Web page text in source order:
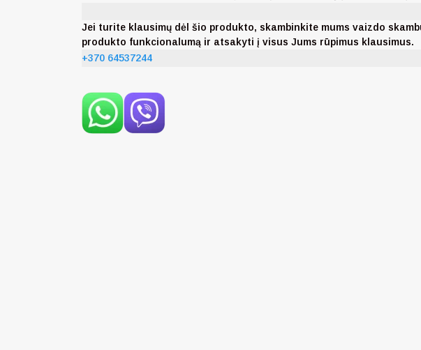
Jei turite klausimų dėl šio produkto, skambinkite mums vaizdo
produkto funkcionalumą ir atsakyti į visus Jums rūpimus klausimus.
+370 64537244